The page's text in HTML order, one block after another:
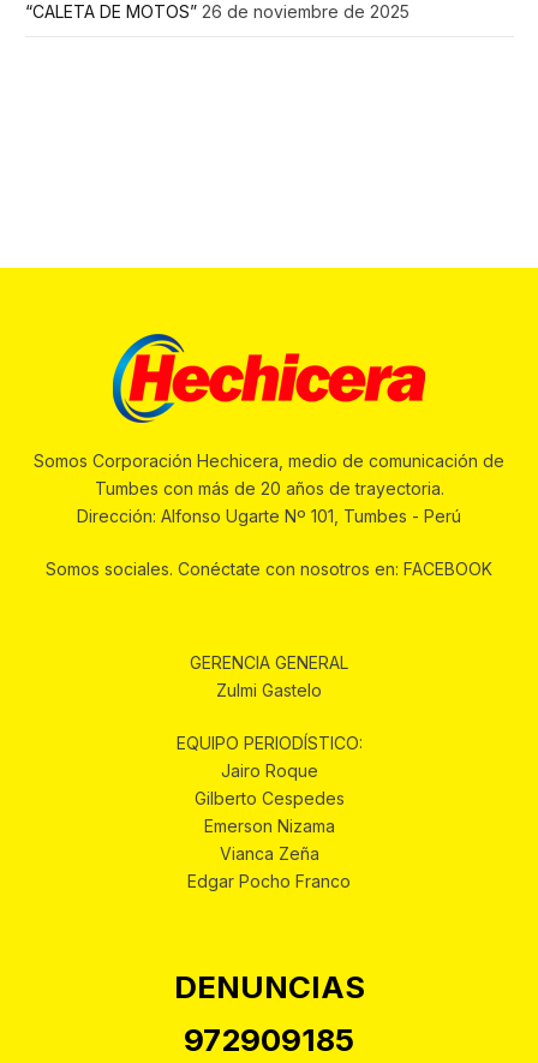
“CALETA DE MOTOS” 26 de noviembre de 2025
Somos Corporación Hechicera, medio de comunicación de
Tumbes con más de 20 años de trayectoria.
Dirección: Alfonso Ugarte Nº 101, Tumbes - Perú
Somos sociales. Conéctate con nosotros en: FACEBOOK
GERENCIA GENERAL
Zulmi Gastelo
EQUIPO PERIODÍSTICO:
Jairo Roque
Gilberto Cespedes
Emerson Nizama
Vianca Zeña
Edgar Pocho Franco
DENUNCIAS
972909185